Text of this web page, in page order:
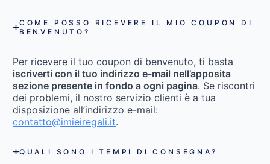
COME POSSO RICEVERE IL MIO COUPON DI
BENVENUTO?
Per ricevere il tuo coupon di benvenuto, ti basta
iscriverti con il tuo indirizzo e-mail nell’apposita
sezione presente in fondo a ogni pagina. Se riscontri
dei problemi, il nostro servizio clienti è a tua
disposizione all’indirizzo e-mail:
contatto@imieiregali.it.
QUALI SONO I TEMPI DI CONSEGNA?